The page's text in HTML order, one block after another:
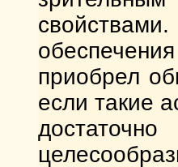
приобрел
если такие